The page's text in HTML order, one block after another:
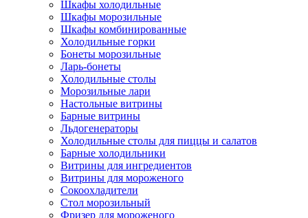
Шкафы холодильные
Шкафы морозильные
Шкафы комбинированные
Холодильные горки
Бонеты морозильные
Ларь-бонеты
Холодильные столы
Морозильные лари
Настольные витрины
Барные витрины
Льдогенераторы
Холодильные столы для пиццы и салатов
Барные холодильники
Витрины для ингредиентов
Витрины для мороженого
Сокоохладители
Стол морозильный
Фризер для мороженого